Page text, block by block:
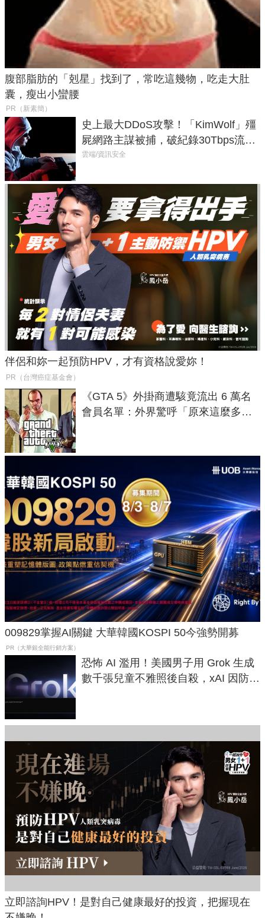
腹部脂肪的「剋星」找到了，常吃這幾物，吃走大肚
囊，瘦出小蠻腰
PR（新素簡）
史上最大DDoS攻擊！「KimWolf」殭
屍網路主謀被捕，破紀錄30Tbps流量
癱瘓全球！
雲端/資訊安全
伴侶和妳一起預防HPV，才有資格說愛妳！
PR（台灣癌症基金會）
《GTA 5》外掛商遭駭竟流出 6 萬名
會員名單：外界驚呼「原來這麼多人
009829掌握AI關鍵 大華韓國KOSPI 50今強勢開募
PR（大華銀全能行銷方案）
恐怖 AI 濫用！美國男子用 Grok 生成
數千張兒童不雅照後自殺，xAI 因防護
立即諮詢HPV！是對自己健康最好的投資，把握現在